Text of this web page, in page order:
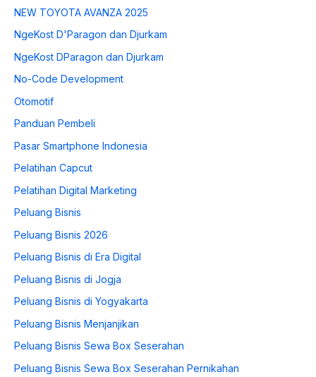
NEW TOYOTA AVANZA 2025
NgeKost D'Paragon dan Djurkam
NgeKost DParagon dan Djurkam
No-Code Development
Otomotif
Panduan Pembeli
Pasar Smartphone Indonesia
Pelatihan Capcut
Pelatihan Digital Marketing
Peluang Bisnis
Peluang Bisnis 2026
Peluang Bisnis di Era Digital
Peluang Bisnis di Jogja
Peluang Bisnis di Yogyakarta
Peluang Bisnis Menjanjikan
Peluang Bisnis Sewa Box Seserahan
Peluang Bisnis Sewa Box Seserahan Pernikahan